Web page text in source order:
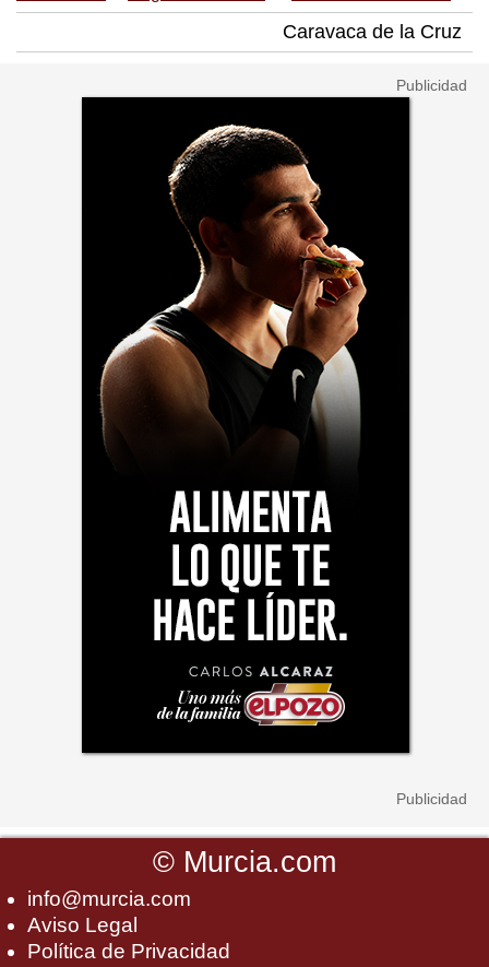
Caravaca de la Cruz
© Murcia.com
info@murcia.com
Aviso Legal
Política de Privacidad